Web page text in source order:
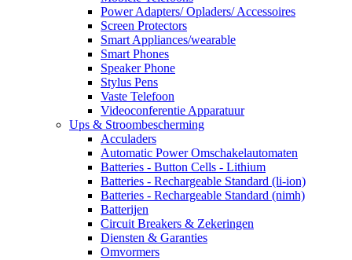
Power Adapters/ Opladers/ Accessoires
Screen Protectors
Smart Appliances/wearable
Smart Phones
Speaker Phone
Stylus Pens
Vaste Telefoon
Videoconferentie Apparatuur
Ups & Stroombescherming
Acculaders
Automatic Power Omschakelautomaten
Batteries - Button Cells - Lithium
Batteries - Rechargeable Standard (li-ion)
Batteries - Rechargeable Standard (nimh)
Batterijen
Circuit Breakers & Zekeringen
Diensten & Garanties
Omvormers